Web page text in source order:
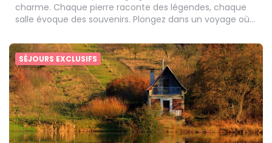
charme. Chaque pierre raconte des légendes, chaque
salle évoque des souvenirs. Plongez dans un voyage où…
SÉJOURS EXCLUSIFS